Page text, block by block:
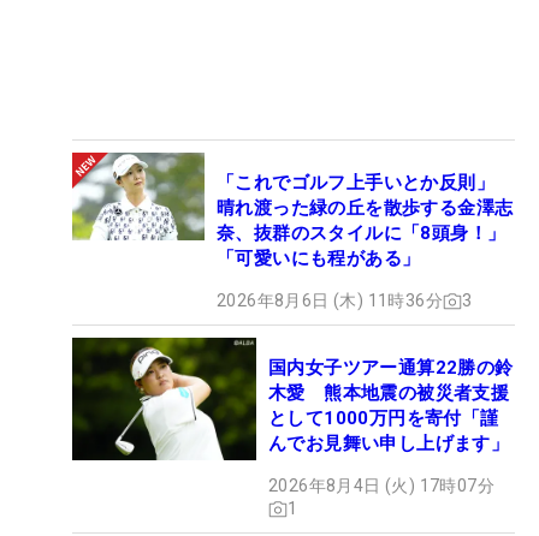
「これでゴルフ上手いとか反則」
晴れ渡った緑の丘を散歩する金澤志
奈、抜群のスタイルに「8頭身！」
「可愛いにも程がある」
2026年8月6日 (木) 11時36分 3
国内女子ツアー通算22勝の鈴
木愛 熊本地震の被災者支援
として1000万円を寄付「謹
んでお見舞い申し上げます」
2026年8月4日 (火) 17時07分
1